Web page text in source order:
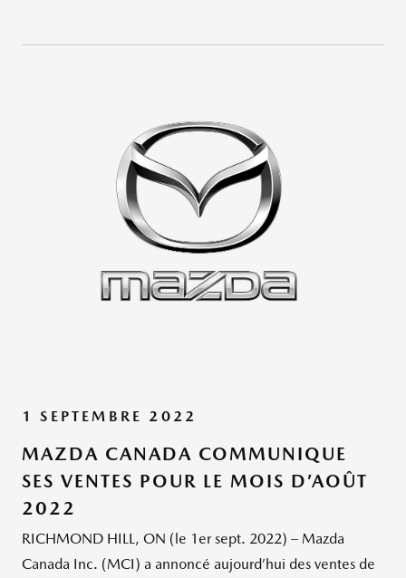
1 SEPTEMBRE 2022
MAZDA CANADA COMMUNIQUE
SES VENTES POUR LE MOIS D’AOÛT
2022
RICHMOND HILL, ON (le 1er sept. 2022) – Mazda
Canada Inc. (MCI) a annoncé aujourd’hui des ventes de